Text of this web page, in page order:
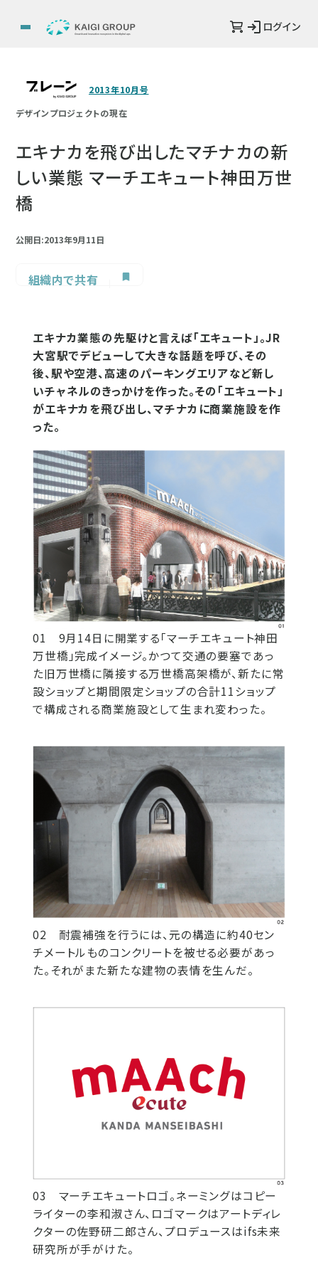
ログイン
2013年10月号
デザインプロジェクトの現在
エキナカを飛び出したマチナカの新
しい業態 マーチエキュート神田万世
橋
公開日:2013年9月11日
組織内で共有
エキナカ業態の先駆けと言えば「エキュート」。JR
大宮駅でデビューして大きな話題を呼び、その
後、駅や空港、高速のパーキングエリアなど新し
いチャネルのきっかけを作った。その「エキュート」
がエキナカを飛び出し、マチナカに商業施設を作
った。
01 9月14日に開業する「マーチエキュート神田
万世橋」完成イメージ。かつて交通の要塞であっ
た旧万世橋に隣接する万世橋高架橋が、新たに常
設ショップと期間限定ショップの合計11ショップ
で構成される商業施設として生まれ変わった。
02 耐震補強を行うには、元の構造に約40セン
チメートルものコンクリートを被せる必要があっ
た。それがまた新たな建物の表情を生んだ。
03 マーチエキュートロゴ。ネーミングはコピー
ライターの李和淑さん、ロゴマークはアートディレ
クターの佐野研二郎さん、プロデュースはifs未来
研究所が手がけた。